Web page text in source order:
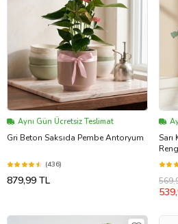
Aynı Gün Ücretsiz Teslimat
Gri Beton Saksıda Pembe Antoryum
(436)
879,99 TL